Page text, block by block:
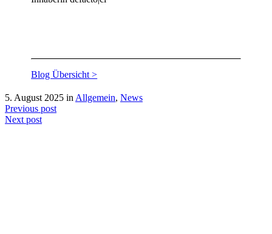
Blog Übersicht >
5. August 2025 in Allgemein, News
Previous post
Next post